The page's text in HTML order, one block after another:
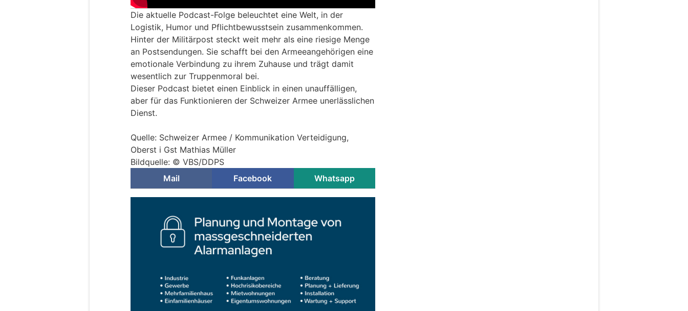
Die aktuelle Podcast-Folge beleuchtet eine Welt, in der
Logistik, Humor und Pflichtbewusstsein zusammenkommen.
Hinter der Militärpost steckt weit mehr als eine riesige Menge
an Postsendungen. Sie schafft bei den Armeeangehörigen eine
emotionale Verbindung zu ihrem Zuhause und trägt damit
wesentlich zur Truppenmoral bei.
Dieser Podcast bietet einen Einblick in einen unauffälligen,
aber für das Funktionieren der Schweizer Armee unerlässlichen
Dienst.
Quelle: Schweizer Armee / Kommunikation Verteidigung,
Oberst i Gst Mathias Müller
Bildquelle: © VBS/DDPS
Mail
Facebook Whatsapp